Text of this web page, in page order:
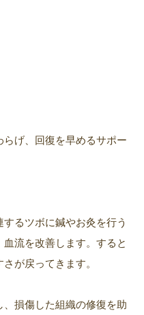
げ、回復を早めるサポー
るツボに鍼やお灸を行う
流を改善します。すると
が戻ってきます。
損傷した組織の修復を助